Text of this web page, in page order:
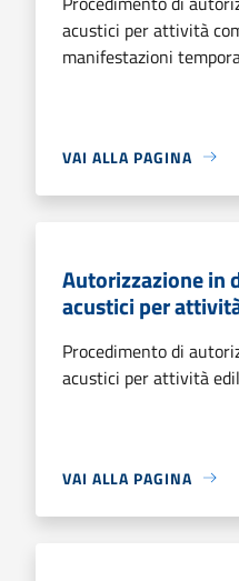
acustici per attività
manifestazioni
VAI ALLA PAGINA
Autorizzazione in
acustici per
Procedimento di
acustici per attività
VAI ALLA PAGINA